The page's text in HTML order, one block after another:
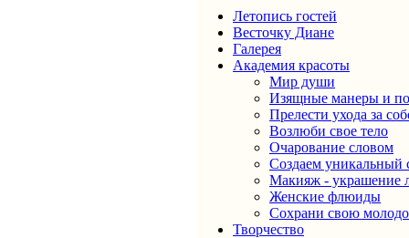
Летопись гостей
Весточку Диане
Галерея
Академия красоты
Мир души
Изящные манеры и
Прелести ухода за
Возлюби свое тело
Очарование словом
Создаем уникальный
Макияж - украшение
Женские флюиды
Сохрани свою
Творчество